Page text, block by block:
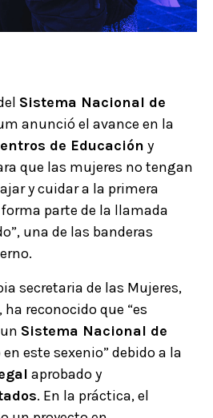
Sistema Nacional de
anunció el avance en la
de Educación y
que las mujeres no tengan
y cuidar a la primera
parte de la llamada
una de las banderas
secretaria de las Mujeres,
, ha reconocido que “es
Sistema Nacional de
este sexenio” debido a la
aprobado y
. En la práctica, el